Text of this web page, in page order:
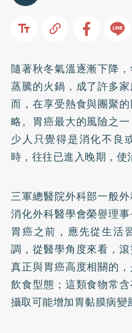
隨著秋冬氣溫逐漸下降
蒸騰的火鍋，成了許多
而，在享受熱食與團聚
略。胃癌最大的風險之
少人只覺得是消化不良
時，往往已進入晚期，使
三軍總醫院外科部一般
消化外科醫學會榮譽理
胃癌之前，應先從生活
調，從醫學角度來看，
真正與胃癌高度相關的
飲食型態；這類食物常
攝取可能增加胃黏膜病變